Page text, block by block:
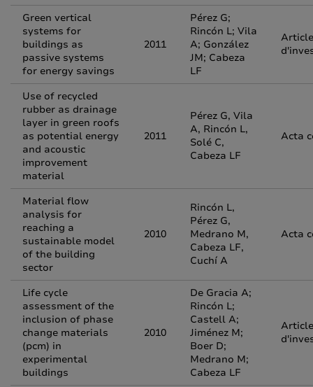
Green vertical
systems for
buildings as
passive systems
for energy savings
2011
Pérez G;
Rincón L; Vila
A; González
JM; Cabeza
LF
Article
Use of recycled
rubber as drainage
layer in green roofs
as potential energy
and acoustic
improvement
material
2011
Pérez G, Vila
A, Rincón L,
Solé C,
Cabeza LF
Acta
Material flow
analysis for
reaching a
sustainable model
of the building
sector
2010
Rincón L,
Pérez G,
Medrano M,
Cabeza LF,
Cuchí A
Acta
Life cycle
assessment of the
inclusion of phase
change materials
(pcm) in
experimental
buildings
2010
De Gracia A;
Rincón L;
Castell A;
Jiménez M;
Boer D;
Medrano M;
Cabeza LF
Article